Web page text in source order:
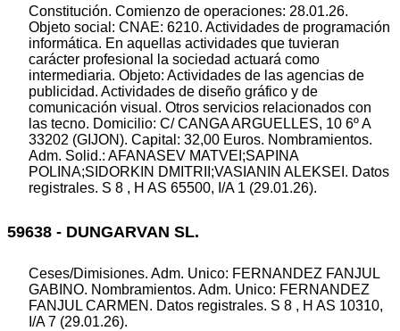
Constitución. Comienzo de operaciones: 28.01.26.
Objeto social: CNAE: 6210. Actividades de programación
informática. En aquellas actividades que tuvieran
carácter profesional la sociedad actuará como
intermediaria. Objeto: Actividades de las agencias de
publicidad. Actividades de diseño gráfico y de
comunicación visual. Otros servicios relacionados con
las tecno. Domicilio: C/ CANGA ARGUELLES, 10 6º A
33202 (GIJON). Capital: 32,00 Euros. Nombramientos.
Adm. Solid.: AFANASEV MATVEI;SAPINA
POLINA;SIDORKIN DMITRII;VASIANIN ALEKSEI. Datos
registrales. S 8 , H AS 65500, I/A 1 (29.01.26).
59638 - DUNGARVAN SL.
Ceses/Dimisiones. Adm. Unico: FERNANDEZ FANJUL
GABINO. Nombramientos. Adm. Unico: FERNANDEZ
FANJUL CARMEN. Datos registrales. S 8 , H AS 10310,
I/A 7 (29.01.26).